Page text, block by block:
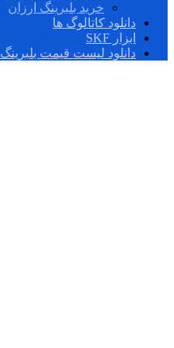
خرید بلبرینگ ارزان
دانلود کاتالوگ ها
ابزار SKF
دانلود لیست قیمت بلبرینگSKF